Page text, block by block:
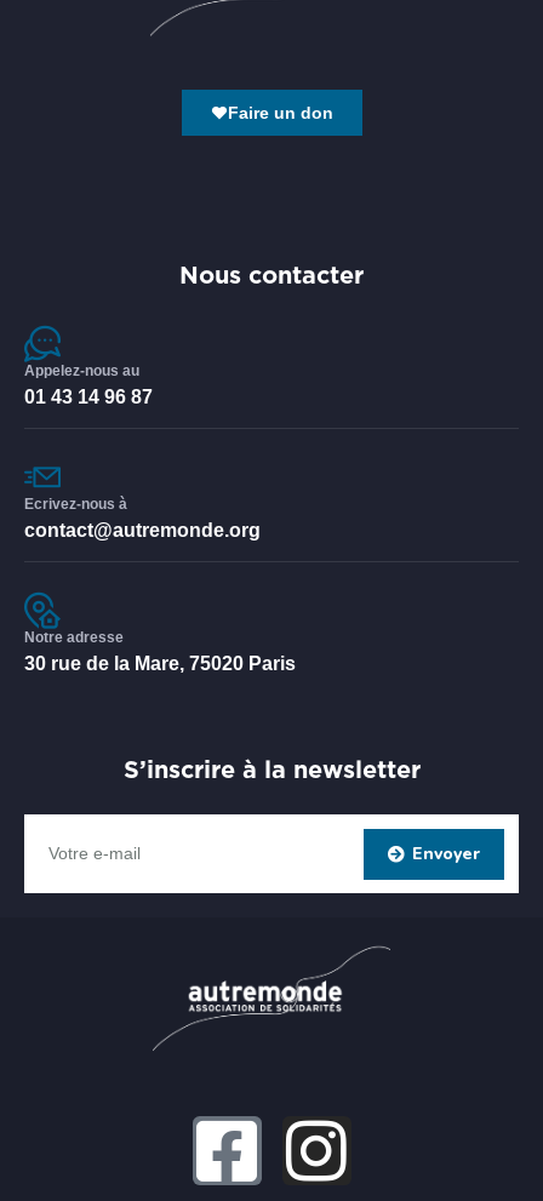
Faire un don
Nous contacter
Appelez-nous au
01 43 14 96 87
Ecrivez-nous à
contact@autremonde.org
Notre adresse
30 rue de la Mare, 75020 Paris
S’inscrire à la newsletter